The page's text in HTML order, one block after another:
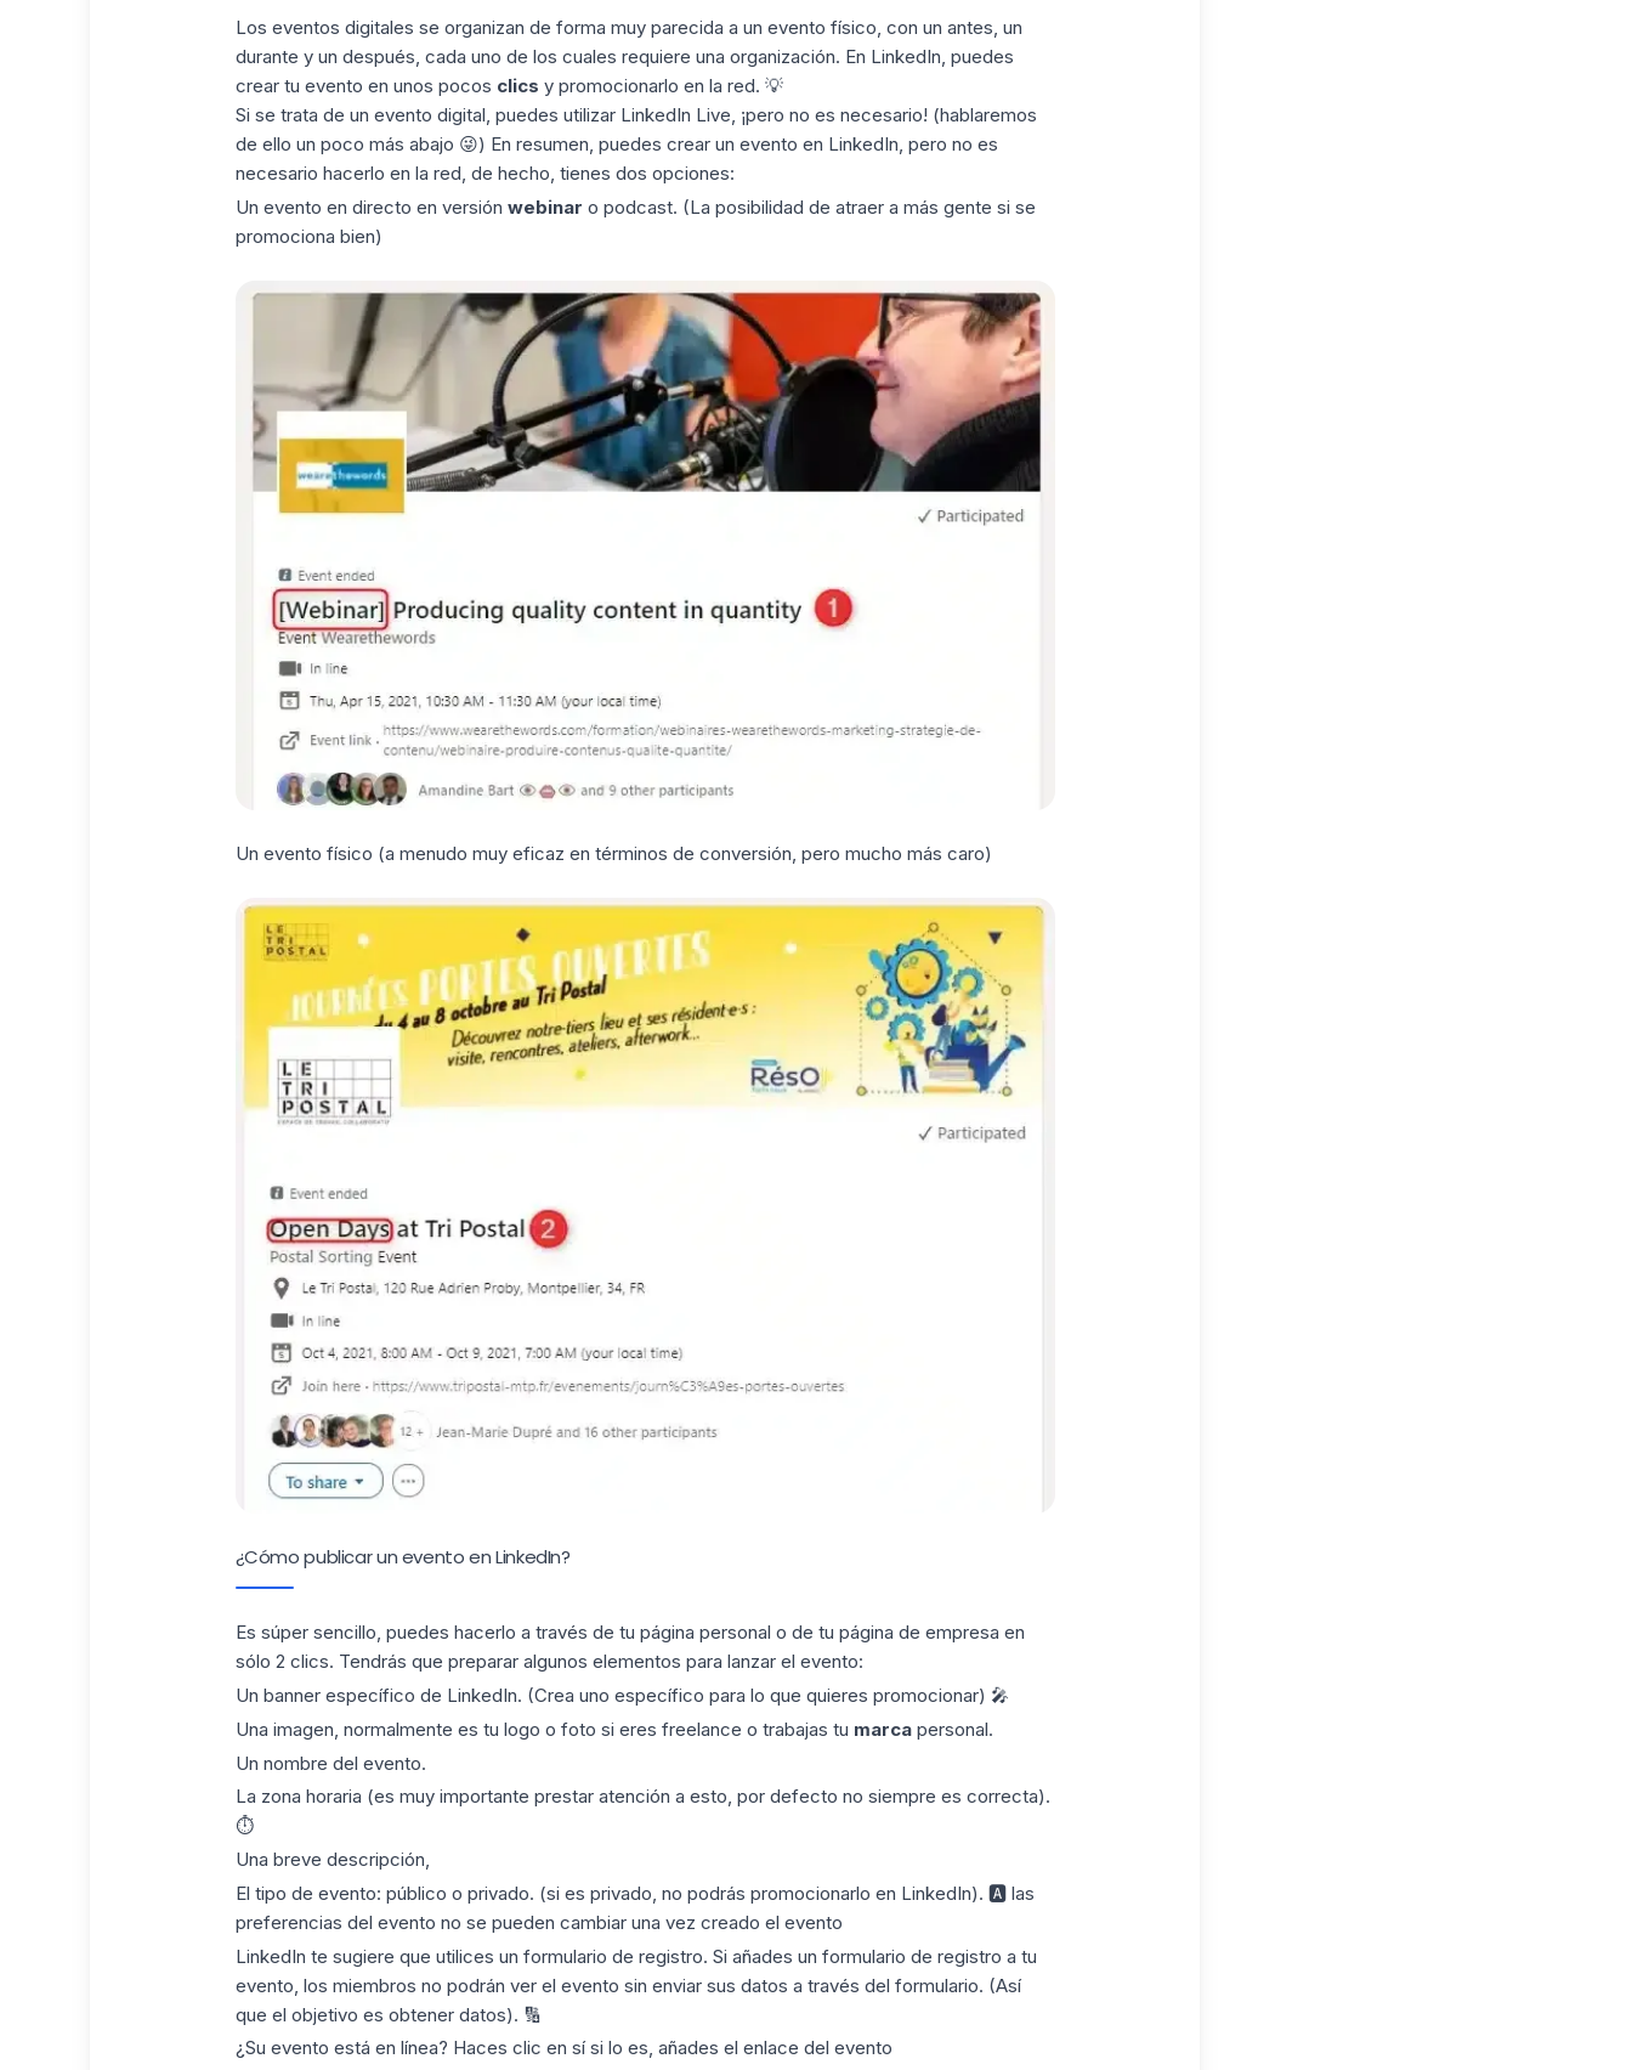
Los eventos digitales se organizan de forma muy parecida a un evento físico, con un antes, un
durante y un después, cada uno de los cuales requiere una organización. En LinkedIn, puedes
crear tu evento en unos pocos clics y promocionarlo en la red. 💡
Si se trata de un evento digital, puedes utilizarLinkedIn Live , ¡pero no es necesario! (hablaremos
de ello un poco más abajo 😜) En resumen, puedes crear un evento en LinkedIn, pero no es
necesario hacerlo en la red, de hecho, tienes dos opciones:
Un evento en directo en versión webinar o podcast. (La posibilidad de atraer a más gente si se
promociona bien)
Un evento físico (a menudo muy eficaz en términos de conversión, pero mucho más caro)
¿Cómo publicar un evento en LinkedIn?
Es súper sencillo, puedes hacerlo a través de tu página personal o de tu página de empresa en
sólo 2 clics. Tendrás que preparar algunos elementos para lanzar el evento:
Un banner específico de LinkedIn. (Crea uno específico para lo que quieres promocionar) 🎤
Una imagen, normalmente es tu logo o foto si eres freelance o trabajas tu marcapersonal.
Un nombre del evento.
La zona horaria (es muy importante prestar atención a esto, por defecto no siempre es correcta).
⏱
Una breve descripción,
El tipo de evento: público o privado. (si es privado, no podrás promocionarlo en LinkedIn). 🅰 las
preferencias del evento no se pueden cambiar una vez creado el evento
LinkedIn te sugiere que utilices un formulario de registro. Si añades un formulario de registro a tu
evento, los miembros no podrán ver el evento sin enviar sus datos a través del formulario. (Así
que el objetivo es obtener datos). 🔢
¿Su evento está en línea? Haces clic en sí si lo es, añades el enlace del evento